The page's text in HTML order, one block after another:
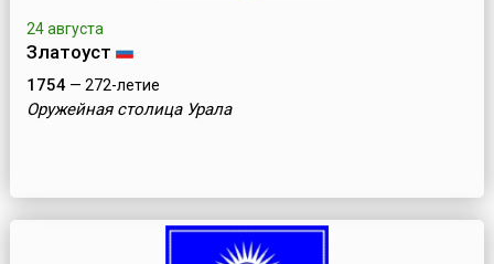
24 августа
Златоуст
1754— 272-летие
Оружейная столица Урала